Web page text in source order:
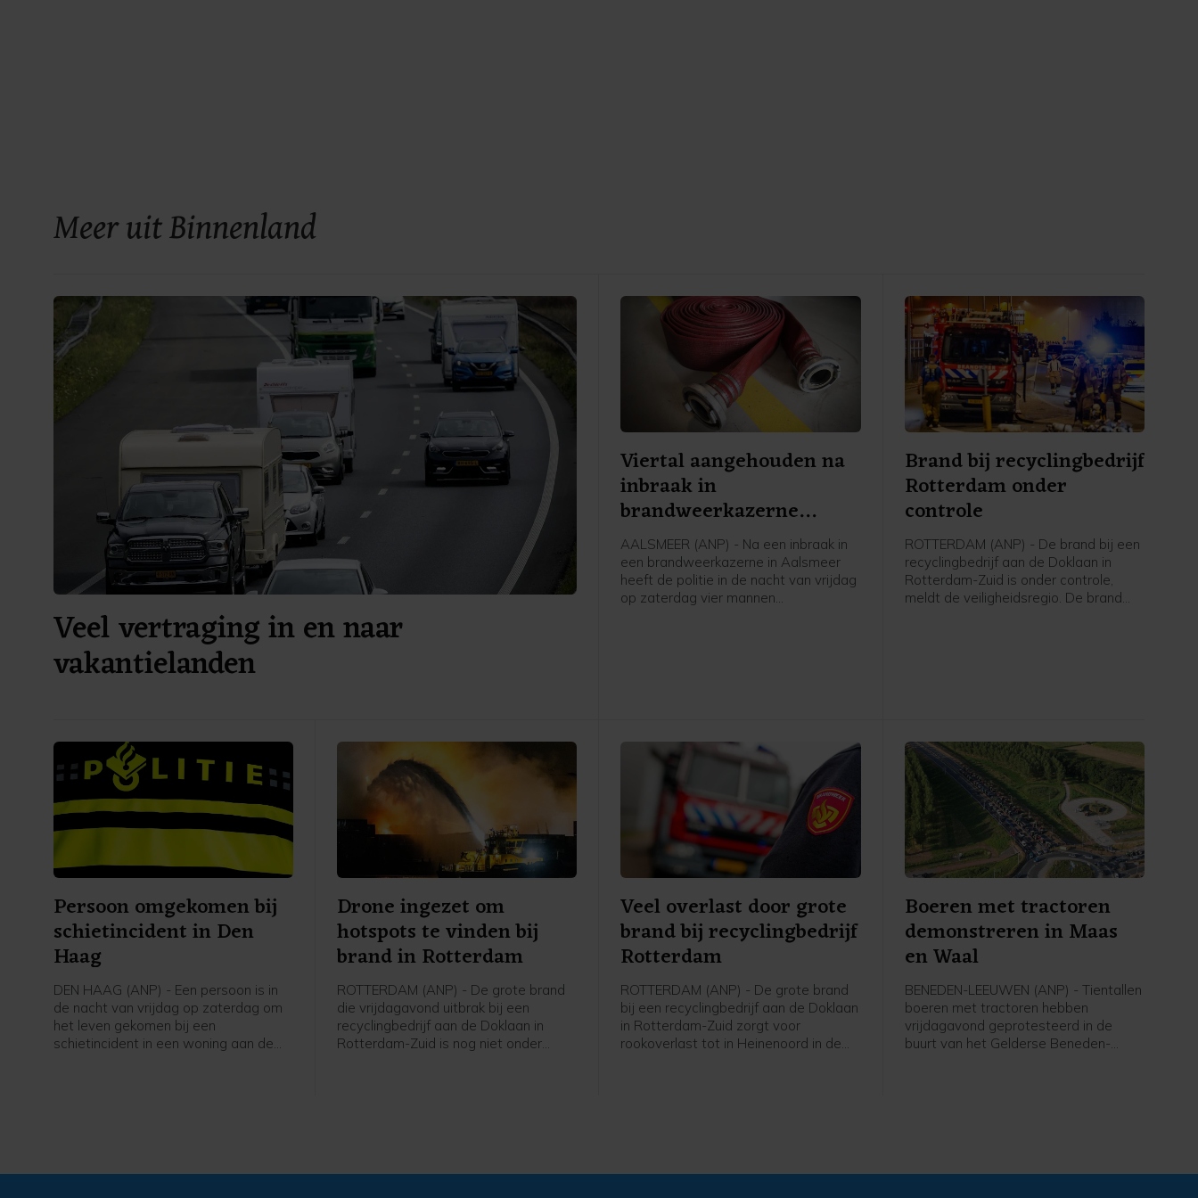
Meer uit Binnenland
Veel vertraging in en naar
vakantielanden
Viertal aangehouden na
inbraak in
brandweerkazerne
Aalsmeer
AALSMEER (ANP) - Na een inbraak in
een brandweerkazerne in Aalsmeer
heeft de politie in de nacht van vrijdag
op zaterdag vier mannen
Brand bij recyclingbedrijf
Rotterdam onder
controle
ROTTERDAM (ANP) - De brand bij een
recyclingbedrijf aan de Doklaan in
Rotterdam-Zuid is onder controle,
meldt de veiligheidsregio. De brand
Persoon omgekomen bij
schietincident in Den
Haag
DEN HAAG (ANP) - Een persoon is in
de nacht van vrijdag op zaterdag om
het leven gekomen bij een
schietincident in een woning aan de
Drone ingezet om
hotspots te vinden bij
brand in Rotterdam
ROTTERDAM (ANP) - De grote brand
die vrijdagavond uitbrak bij een
recyclingbedrijf aan de Doklaan in
Rotterdam-Zuid is nog niet onder
Veel overlast door grote
brand bij recyclingbedrijf
Rotterdam
ROTTERDAM (ANP) - De grote brand
bij een recyclingbedrijf aan de Doklaan
in Rotterdam-Zuid zorgt voor
rookoverlast tot in Heinenoord in de
Boeren met tractoren
demonstreren in Maas
en Waal
BENEDEN-LEEUWEN (ANP) - Tientallen
boeren met tractoren hebben
vrijdagavond geprotesteerd in de
buurt van het Gelderse Beneden-